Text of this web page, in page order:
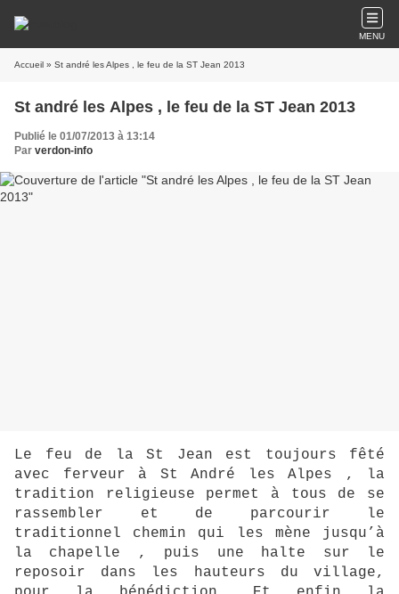
MENU
Accueil » St andré les Alpes , le feu de la ST Jean 2013
St andré les Alpes , le feu de la ST Jean 2013
Publié le 01/07/2013 à 13:14
Par verdon-info
Le feu de la St Jean est toujours fêté
avec ferveur à St André les Alpes , la
tradition religieuse permet à tous de se
rassembler et de parcourir le
traditionnel chemin qui les mène jusqu’à
la chapelle , puis une halte sur le
reposoir dans les hauteurs du village,